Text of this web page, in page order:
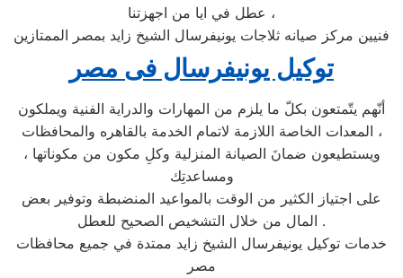
عطل في ايا من اجهزتنا ،
فنيين مركز صيانه ثلاجات يونيفرسال الشيخ زايد بمصر الممتازين
توكيل يونيفرسال فى مصر
أنّهم يتّمتعون بكلّ ما يلزم من المهارات والدراية الفنية ويملكون
المعدات الخاصة اللازمة لاتمام الخدمة بالقاهره والمحافظات ،
ويستطيعون ضمانَ الصيانة المنزلية وكلِ مكون من مكوناتها ،
ومساعدتِك
على اجتياز الكثير من الوقت بالمواعيد المنضبطة وتوفير بعض
المال من خلال التشخيص الصحيح للعطل .
خدمات توكيل يونيفرسال الشيخ زايد ممتدة في جميع محافظات
مصر